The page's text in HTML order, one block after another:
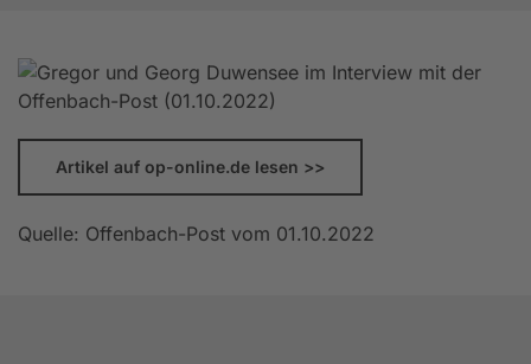
Artikel auf op-online.de lesen >>
Quelle: Offenbach-Post vom 01.10.2022